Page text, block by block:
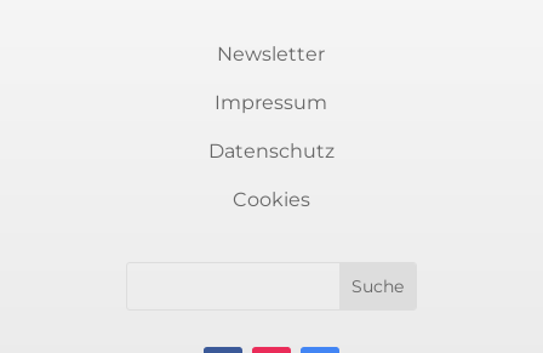
Newsletter
Impressum
Datenschutz
Cookies